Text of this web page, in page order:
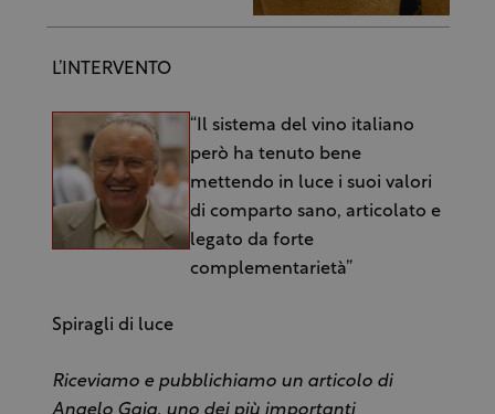
L’INTERVENTO
“Il sistema del vino italiano
però ha tenuto bene
mettendo in luce i suoi valori
di comparto sano, articolato e
legato da forte
complementarietà”
Spiragli di luce
Riceviamo e pubblichiamo un articolo di